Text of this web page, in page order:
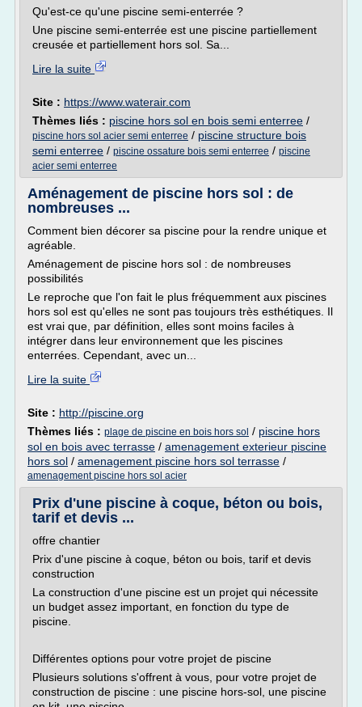
Qu'est-ce qu'une piscine semi-enterrée ?
Une piscine semi-enterrée est une piscine partiellement
creusée et partiellement hors sol. Sa...
Lire la suite
Site : https://www.waterair.com
Thèmes liés : piscine hors sol en bois semi enterree /
piscine hors sol acier semi enterree / piscine structure bois
semi enterree / piscine ossature bois semi enterree / piscine
acier semi enterree
Aménagement de piscine hors sol : de
nombreuses ...
Comment bien décorer sa piscine pour la rendre unique et
agréable.
Aménagement de piscine hors sol : de nombreuses
possibilités
Le reproche que l'on fait le plus fréquemment aux piscines
hors sol est qu'elles ne sont pas toujours très esthétiques. Il
est vrai que, par définition, elles sont moins faciles à
intégrer dans leur environnement que les piscines
enterrées. Cependant, avec un...
Lire la suite
Site : http://piscine.org
Thèmes liés : plage de piscine en bois hors sol / piscine hors
sol en bois avec terrasse / amenagement exterieur piscine
hors sol / amenagement piscine hors sol terrasse /
amenagement piscine hors sol acier
Prix d'une piscine à coque, béton ou bois,
tarif et devis ...
offre chantier
Prix d'une piscine à coque, béton ou bois, tarif et devis
construction
La construction d'une piscine est un projet qui nécessite
un budget assez important, en fonction du type de
piscine.
Différentes options pour votre projet de piscine
Plusieurs solutions s'offrent à vous, pour votre projet de
construction de piscine : une piscine hors-sol, une piscine